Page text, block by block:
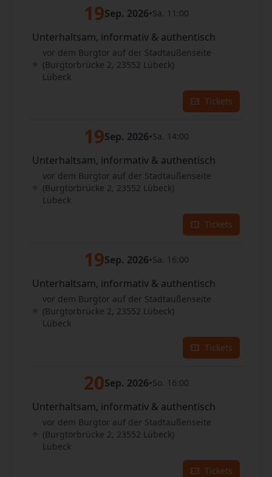
19Sep. 2026•Sa. 11:00
Unterhaltsam, informativ & authentisch
vor dem Burgtor auf der Stadtaußenseite
(Burgtorbrücke 2, 23552 Lübeck)
Lübeck
Tickets
19Sep. 2026•Sa. 14:00
Unterhaltsam, informativ & authentisch
vor dem Burgtor auf der Stadtaußenseite
(Burgtorbrücke 2, 23552 Lübeck)
Lübeck
Tickets
19Sep. 2026•Sa. 16:00
Unterhaltsam, informativ & authentisch
vor dem Burgtor auf der Stadtaußenseite
(Burgtorbrücke 2, 23552 Lübeck)
Lübeck
Tickets
20Sep. 2026•So. 16:00
Unterhaltsam, informativ & authentisch
vor dem Burgtor auf der Stadtaußenseite
(Burgtorbrücke 2, 23552 Lübeck)
Lübeck
Tickets